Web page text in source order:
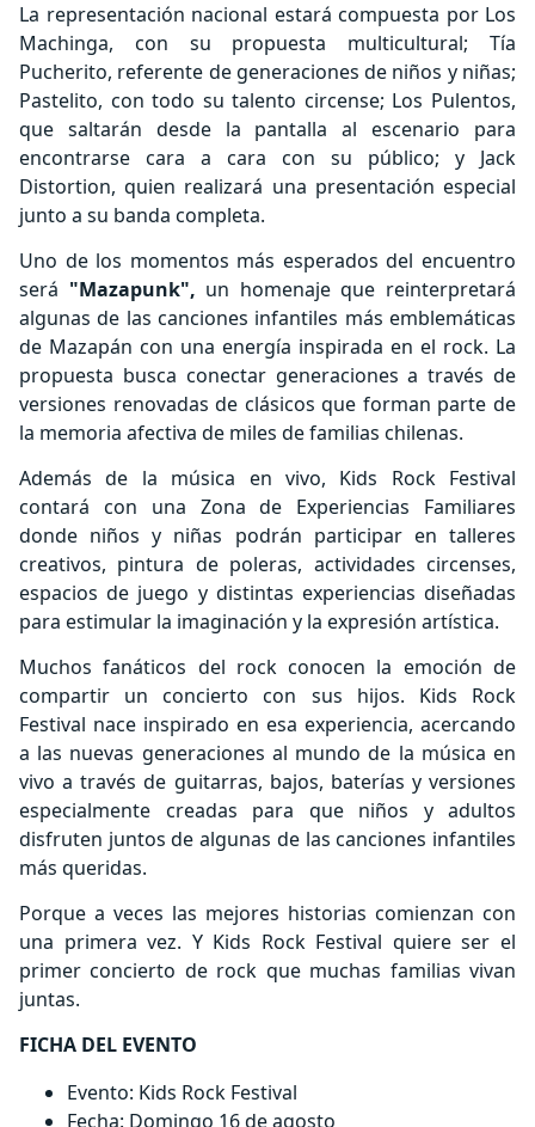
La representación nacional estará compuesta por Los
Machinga, con su propuesta multicultural; Tía
Pucherito, referente de generaciones de niños y niñas;
Pastelito, con todo su talento circense; Los Pulentos,
que saltarán desde la pantalla al escenario para
encontrarse cara a cara con su público; y Jack
Distortion, quien realizará una presentación especial
junto a su banda completa.
Uno de los momentos más esperados del encuentro
será "Mazapunk", un homenaje que reinterpretará
algunas de las canciones infantiles más emblemáticas
de Mazapán con una energía inspirada en el rock. La
propuesta busca conectar generaciones a través de
versiones renovadas de clásicos que forman parte de
la memoria afectiva de miles de familias chilenas.
Además de la música en vivo, Kids Rock Festival
contará con una Zona de Experiencias Familiares
donde niños y niñas podrán participar en talleres
creativos, pintura de poleras, actividades circenses,
espacios de juego y distintas experiencias diseñadas
para estimular la imaginación y la expresión artística.
Muchos fanáticos del rock conocen la emoción de
compartir un concierto con sus hijos. Kids Rock
Festival nace inspirado en esa experiencia, acercando
a las nuevas generaciones al mundo de la música en
vivo a través de guitarras, bajos, baterías y versiones
especialmente creadas para que niños y adultos
disfruten juntos de algunas de las canciones infantiles
más queridas.
Porque a veces las mejores historias comienzan con
una primera vez. Y Kids Rock Festival quiere ser el
primer concierto de rock que muchas familias vivan
juntas.
FICHA DEL EVENTO
Evento: Kids Rock Festival
Fecha: Domingo 16 de agosto